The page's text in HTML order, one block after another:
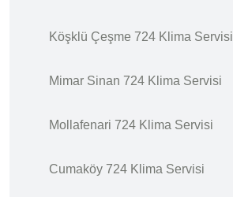
Köşklü Çeşme 724 Klima Servisi
Mimar Sinan 724 Klima Servisi
Mollafenari 724 Klima Servisi
Cumaköy 724 Klima Servisi